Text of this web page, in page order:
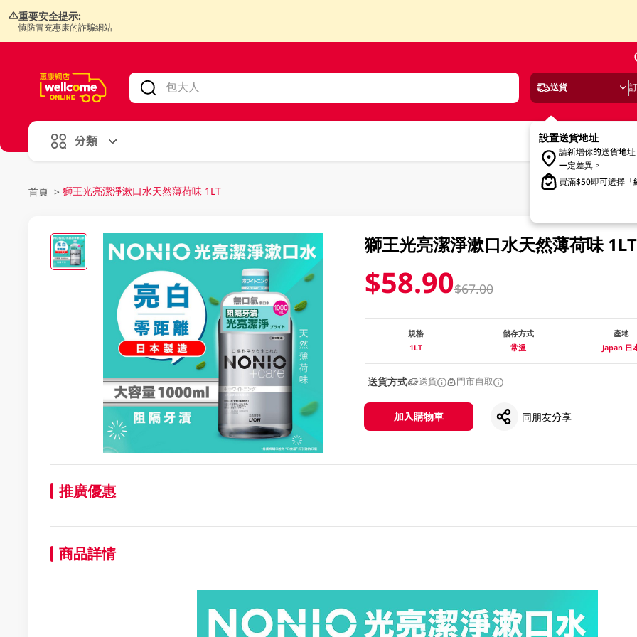
重要安全提示:
慎防冒充惠康的詐騙網站
送貨
設置送貨地址
請新增你的送貨地
一定差異。
買滿$50即可選擇「
分類
首頁 > 獅王光亮潔淨漱口水天然薄荷味 1LT
獅王光亮潔淨漱口水天然薄荷味 1LT
$58.90$67.00
規格
1LT
儲存方式
常溫
產地
Japan 日
送貨方式 送貨 門市自取
加入購物車 同朋友分享
推廣優惠
商品詳情